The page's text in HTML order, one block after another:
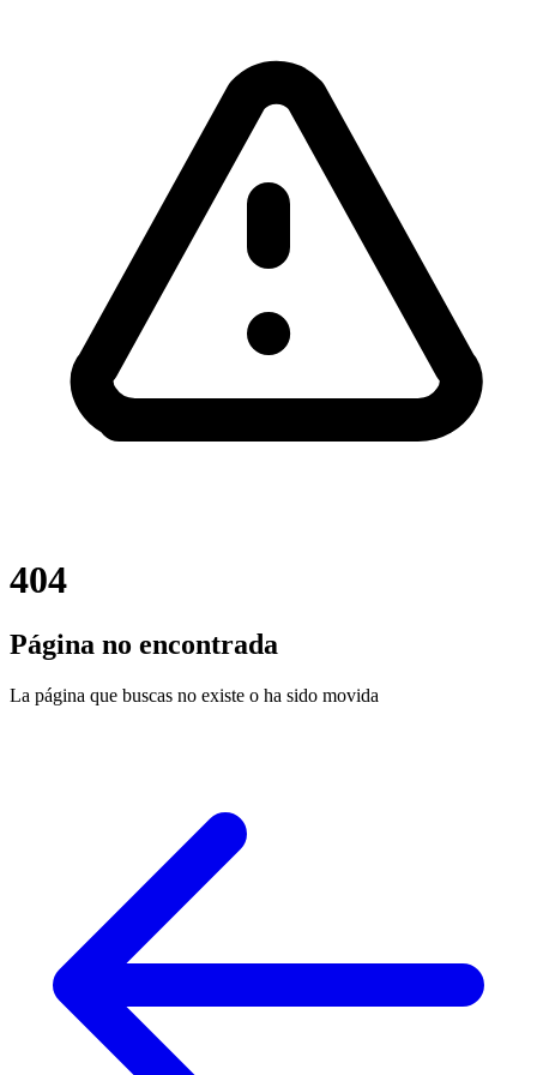
404
Página no encontrada
La página que buscas no existe o ha sido movida